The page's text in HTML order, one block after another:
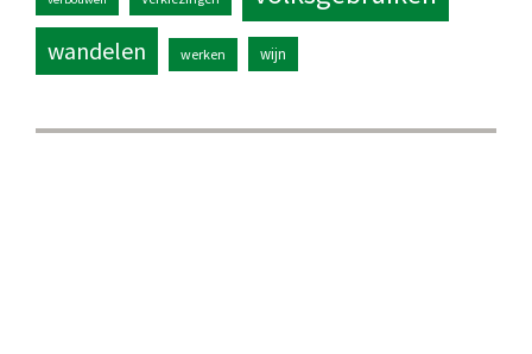
wandelen werken wijn